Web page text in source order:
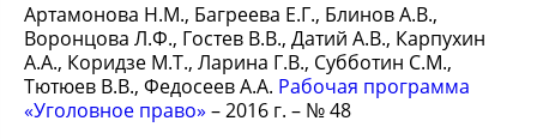
Артамонова Н.М., Багреева Е.Г., Блинов А.В.,
Воронцова Л.Ф., Гостев В.В., Датий А.В., Карпухин
А.А., Коридзе М.Т., Ларина Г.В., Субботин С.М.,
Тютюев В.В., Федосеев А.А. Рабочая программа
«Уголовное право» – 2016 г. – № 48